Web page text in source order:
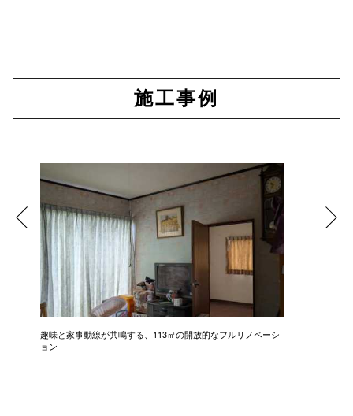
施工事例
趣味と家事動線が共鳴する、113㎡の開放的なフルリノベーシ
ョン